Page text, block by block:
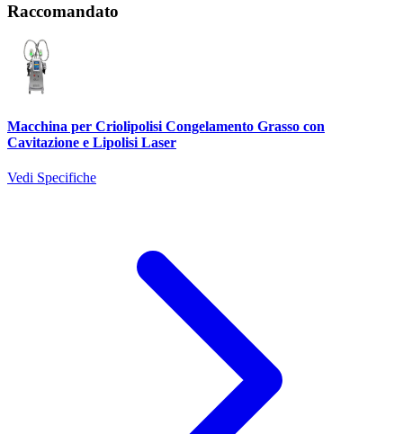
Raccomandato
Macchina per Criolipolisi Congelamento Grasso con
Cavitazione e Lipolisi Laser
Vedi Specifiche